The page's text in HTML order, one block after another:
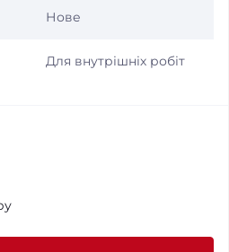
Нове
Для внутрішніх робіт